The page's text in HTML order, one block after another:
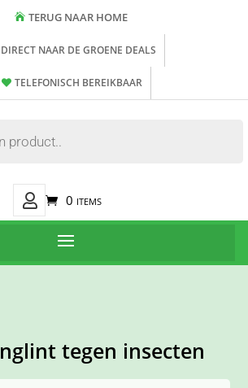
TERUG NAAR HOME
DIRECT NAAR DE GROENE DEALS
TELEFONISCH BEREIKBAAR
Mijn
Account
0 items
tegen insecten